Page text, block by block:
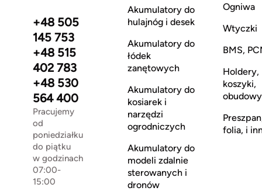
+48 505
145 753
+48 515
402 783
+48 530
564 400
Pracujemy
od
poniedziałku
do piątku
w godzinach
07:00-
15:00
Akumulatory do
hulajnóg i desek
Akumulatory do
łódek
zanętowych
Akumulatory do
kosiarek i
narzędzi
ogrodniczych
Akumulatory do
modeli zdalnie
sterowanych i
dronów
Ogniwa
Wtyczki
BMS,
Holdery,
koszyki,
obudowy
folia, i